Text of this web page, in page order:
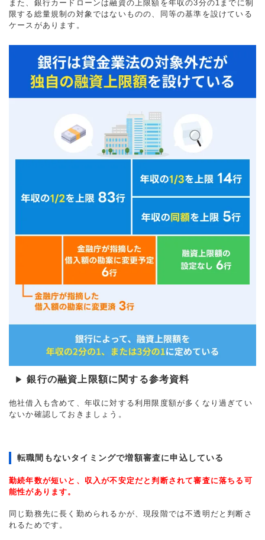
また、銀行カードローンは融資の上限額を年収の3分の1までに制
限する総量規制の対象ではないものの、同等の基準を設けている
ケースがあります。
▶ 銀行の融資上限額に関する参考資料
他社借入も含めて、年収に対する利用限度額が多くなり過ぎてい
ないか確認しておきましょう。
転職間もないタイミングで増額審査に申込している
勤続年数が短いと、収入が不安定だと判断されて審査に落ちる可
能性があります。
同じ勤務先に長く勤められるかが、現段階では不透明だと判断さ
れるためです。